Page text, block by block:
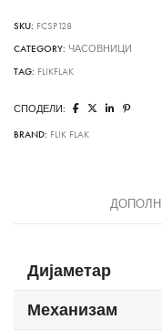
SKU: FCSP128
CATEGORY: ЧАСОВНИЦИ
TAG: FLIKFLAK
СПОДЕЛИ:
BRAND: FLIK FLAK
Дијаметар
Механизам